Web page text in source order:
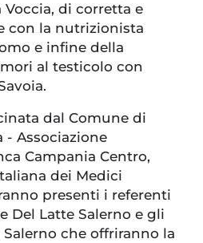
di corretta e
con la nutrizionista
e infine della
al testicolo con
dal Comune di
- Associazione
Campania Centro,
dei Medici
presenti i referenti
Del Latte Salerno e gli
che offriranno la